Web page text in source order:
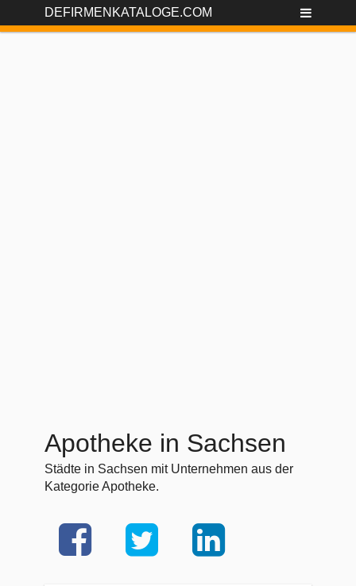
DEFIRMENKATALOGE.COM
Apotheke in Sachsen
Städte in Sachsen mit Unternehmen aus der
Kategorie Apotheke.